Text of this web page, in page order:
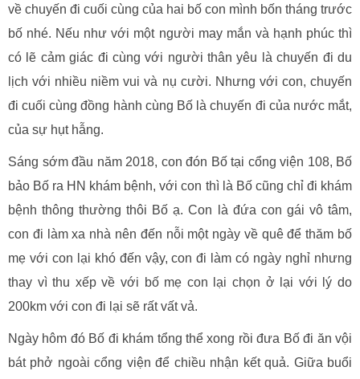
về chuyến đi cuối cùng của hai bố con mình bốn tháng trước
bố nhé. Nếu như với một người may mắn và hạnh phúc thì
có lẽ cảm giác đi cùng với người thân yêu là chuyến đi du
lịch với nhiều niềm vui và nụ cười. Nhưng với con, chuyến
đi cuối cùng đồng hành cùng Bố là chuyến đi của nước mắt,
của sự hụt hẫng.
Sáng sớm đầu năm 2018, con đón Bố tại cổng viện 108, Bố
bảo Bố ra HN khám bệnh, với con thì là Bố cũng chỉ đi khám
bệnh thông thường thôi Bố ạ. Con là đứa con gái vô tâm,
con đi làm xa nhà nên đến nỗi một ngày về quê để thăm bố
mẹ với con lại khó đến vậy, con đi làm có ngày nghỉ nhưng
thay vì thu xếp về với bố mẹ con lại chọn ở lại với lý do
200km với con đi lại sẽ rất vất vả.
Ngày hôm đó Bố đi khám tổng thể xong rồi đưa Bố đi ăn vội
bát phở ngoài cổng viện để chiều nhận kết quả. Giữa buổi